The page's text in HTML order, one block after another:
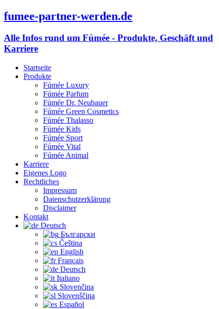
fumee-partner-werden.de
Alle Infos rund um Fúmée - Produkte, Geschäft und
Karriere
Startseite
Produkte
Fúmée Luxury
Fúmée Parfum
Fúmée Dr. Neubauer
Fúmée Green Cosmetics
Fúmée Thalasso
Fúmée Kids
Fúmée Sport
Fúmée Vital
Fúmée Animal
Karriere
Eigenes Logo
Rechtliches
Impressum
Datenschutzerklärung
Disclaimer
Kontakt
Deutsch
Български
Čeština‎
English
Français
Deutsch
Italiano
Slovenčina
Slovenščina
Español